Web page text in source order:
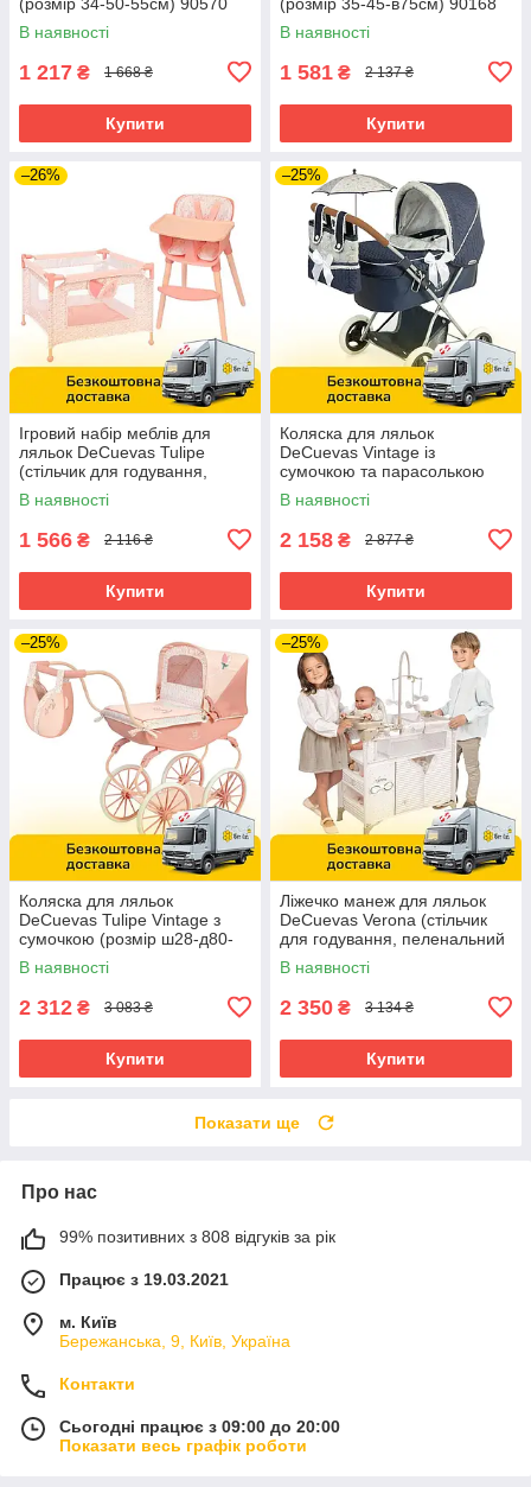
Рожева
В наявності
1 217 ₴ 1 668 ₴
Купити
Зелена
В наявності
1 581 ₴ 2 137 ₴
Купити
–26%
Ігровий набір меблів для
ляльок DeCuevas Tulipe
(стільчик для годування,
манеж) 40074
В наявності
1 566 ₴ 2 116 ₴
Купити
–25%
Коляска для ляльок
DeCuevas Vintage із
сумочкою та парасолькою
(розмір 65-38-в64 см) 85044
Синя
В наявності
2 158 ₴ 2 877 ₴
Купити
–25%
Коляска для ляльок
DeCuevas Tulipe Vintage з
сумочкою (розмір ш28-д80-
в70см) 87074 Рожева
В наявності
2 312 ₴ 3 083 ₴
Купити
–25%
Ліжечко манеж для ляльок
DeCuevas Verona (стільчик
для годування, пеленальний
столик, мобіль/карусель,
посуд) 53078
В наявності
2 350 ₴ 3 134 ₴
Купити
Показати ще
Про нас
99% позитивних з 808 відгуків за рік
Працює з 19.03.2021
м. Київ
Бережанська, 9, Київ, Україна
Контакти
Сьогодні працює з 09:00 до 20:00
Показати весь графік роботи